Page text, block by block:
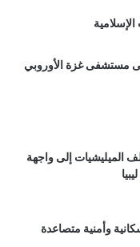
وصول 18 شهيدا إلى مستشفى غزة الأوروبي
الميليشيات إلى واجهة
وأمنية متصاعدة